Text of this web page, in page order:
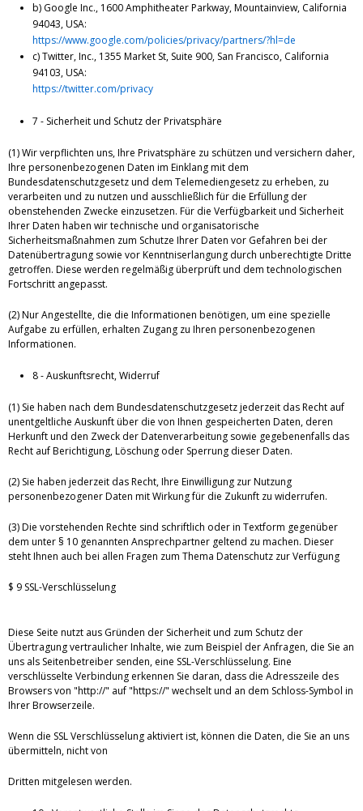
b) Google Inc., 1600 Amphitheater Parkway, Mountainview, California
94043, USA:
https://www.google.com/policies/privacy/partners/?hl=de
c) Twitter, Inc., 1355 Market St, Suite 900, San Francisco, California
94103, USA:
https://twitter.com/privacy
7 - Sicherheit und Schutz der Privatsphäre
(1) Wir verpflichten uns, Ihre Privatsphäre zu schützen und versichern daher,
Ihre personenbezogenen Daten im Einklang mit dem
Bundesdatenschutzgesetz und dem Telemediengesetz zu erheben, zu
verarbeiten und zu nutzen und ausschließlich für die Erfüllung der
obenstehenden Zwecke einzusetzen. Für die Verfügbarkeit und Sicherheit
Ihrer Daten haben wir technische und organisatorische
Sicherheitsmaßnahmen zum Schutze Ihrer Daten vor Gefahren bei der
Datenübertragung sowie vor Kenntniserlangung durch unberechtigte Dritte
getroffen. Diese werden regelmäßig überprüft und dem technologischen
Fortschritt angepasst.
(2) Nur Angestellte, die die Informationen benötigen, um eine spezielle
Aufgabe zu erfüllen, erhalten Zugang zu Ihren personenbezogenen
Informationen.
8 - Auskunftsrecht, Widerruf
(1) Sie haben nach dem Bundesdatenschutzgesetz jederzeit das Recht auf
unentgeltliche Auskunft über die von Ihnen gespeicherten Daten, deren
Herkunft und den Zweck der Datenverarbeitung sowie gegebenenfalls das
Recht auf Berichtigung, Löschung oder Sperrung dieser Daten.
(2) Sie haben jederzeit das Recht, Ihre Einwilligung zur Nutzung
personenbezogener Daten mit Wirkung für die Zukunft zu widerrufen.
(3) Die vorstehenden Rechte sind schriftlich oder in Textform gegenüber
dem unter § 10 genannten Ansprechpartner geltend zu machen. Dieser
steht Ihnen auch bei allen Fragen zum Thema Datenschutz zur Verfügung
$ 9 SSL-Verschlüsselung
Diese Seite nutzt aus Gründen der Sicherheit und zum Schutz der
Übertragung vertraulicher Inhalte, wie zum Beispiel der Anfragen, die Sie an
uns als Seitenbetreiber senden, eine SSL-Verschlüsselung. Eine
verschlüsselte Verbindung erkennen Sie daran, dass die Adresszeile des
Browsers von "http://" auf "https://" wechselt und an dem Schloss-Symbol in
Ihrer Browserzeile.
Wenn die SSL Verschlüsselung aktiviert ist, können die Daten, die Sie an uns
übermitteln, nicht von
Dritten mitgelesen werden.